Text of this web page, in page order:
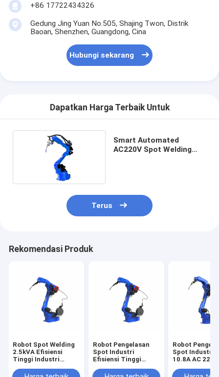
+86 17722434326
Gedung Jing Yuan No.505, Shajing Twon, Distrik
Baoan, Shenzhen, Guangdong, Cina
Hubungi sekarang
Dapatkan Harga Terbaik Untuk
Smart Automated
AC220V Spot Welding
Terus
Rekomendasi Produk
Robot Spot Welding
2.5kVA Efisiensi
Tinggi Industri
Robot Pengelasan
Spot Industri
Efisiensi Tinggi
Mudah Dioperasikan
Robot
Spot Industri
10.8A AC
Hsr